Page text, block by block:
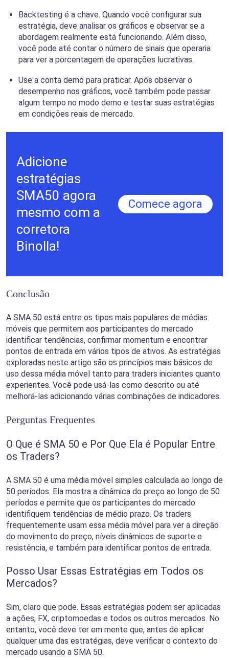
Backtesting é a chave. Quando você configurar sua
estratégia, deve analisar os gráficos e observar se a
abordagem realmente está funcionando. Além disso,
você pode até contar o número de sinais que operaria
para ver a porcentagem de operações lucrativas.
Use a conta demo para praticar. Após observar o
desempenho nos gráficos, você também pode passar
algum tempo no modo demo e testar suas estratégias
em condições reais de mercado.
Adicione
estratégias
SMA50 agora
mesmo com a
corretora
Binolla!
Comece agora
Conclusão
A SMA 50 está entre os tipos mais populares de médias
móveis que permitem aos participantes do mercado
identificar tendências, confirmar momentum e encontrar
pontos de entrada em vários tipos de ativos. As estratégias
exploradas neste artigo são os princípios mais básicos de
uso dessa média móvel tanto para traders iniciantes quanto
experientes. Você pode usá-las como descrito ou até
melhorá-las adicionando várias combinações de indicadores.
Perguntas Frequentes
O Que é SMA 50 e Por Que Ela é Popular Entre
os Traders?
A SMA 50 é uma média móvel simples calculada ao longo de
50 períodos. Ela mostra a dinâmica do preço ao longo de 50
períodos e permite que os participantes do mercado
identifiquem tendências de médio prazo. Os traders
frequentemente usam essa média móvel para ver a direção
do movimento do preço, níveis dinâmicos de suporte e
resistência, e também para identificar pontos de entrada.
Posso Usar Essas Estratégias em Todos os
Mercados?
Sim, claro que pode. Essas estratégias podem ser aplicadas
a ações, FX, criptomoedas e todos os outros mercados. No
entanto, você deve ter em mente que, antes de aplicar
qualquer uma das estratégias, deve verificar o contexto do
mercado usando a SMA 50.